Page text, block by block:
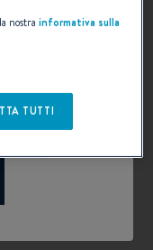
choice.
nostrainformativa sulla
TUTTI